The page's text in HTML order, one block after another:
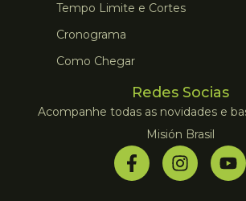
Tempo Limite e Cortes
Cronograma
Como Chegar
Redes Socias
Acompanhe todas as novidades e
Misión Brasil